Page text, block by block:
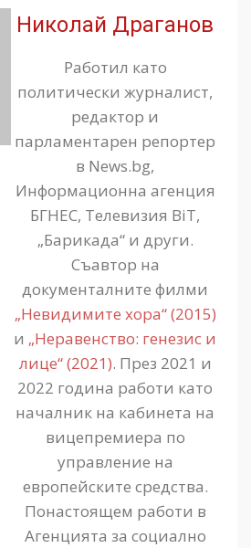
Николай Драганов
Работил като
политически журналист,
редактор и
парламентарен репортер
в News.bg,
Информационна агенция
БГНЕС, Телевизия BiT,
„Барикада“ и други.
Съавтор на
документалните филми
„Невидимите хора“ (2015)
и „Неравенство: генезис и
лице“ (2021). През 2021 и
2022 година работи като
началник на кабинета на
вицепремиера по
управление на
европейските средства.
Понастоящем работи в
Агенцията за социално